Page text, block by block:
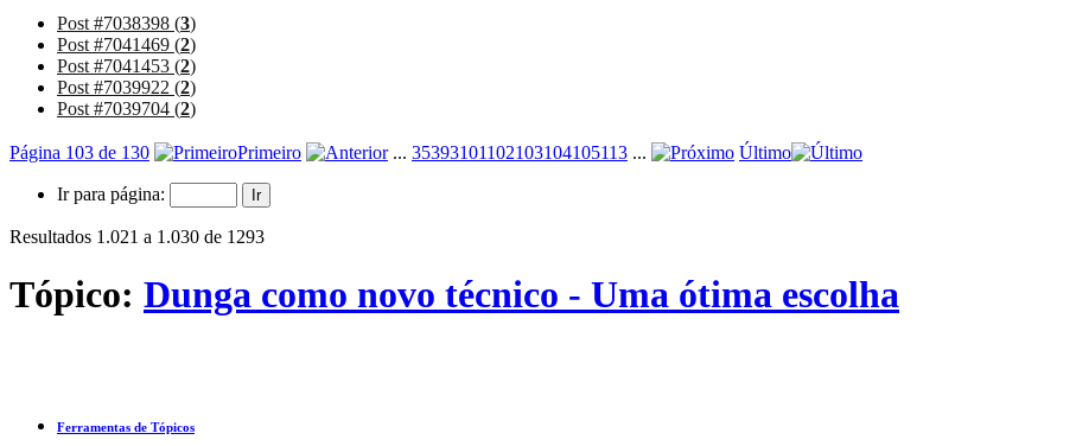
Post #7038398 (3)
Post #7041469 (2)
Post #7041453 (2)
Post #7039922 (2)
Post #7039704 (2)
Página 103 de 130 Primeiro ... 35393101102103104105113 ... Último
Ir para página:
Resultados 1.021 a 1.030 de 1293
Tópico: Dunga como novo técnico - Uma ótima escolha
Ferramentas de Tópicos